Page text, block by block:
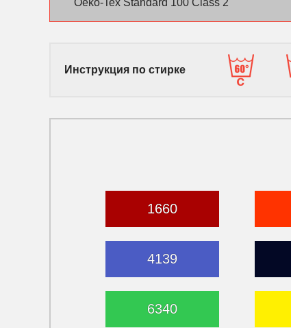
Oeko-Tex Standard 100 Class 2
Инструкция по стирке
1660
4139
6340